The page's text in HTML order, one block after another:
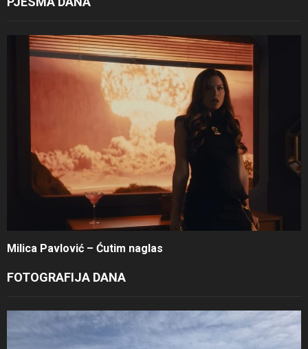
Milica Pavlović – Ćutim naglas
FOTOGRAFIJA DANA